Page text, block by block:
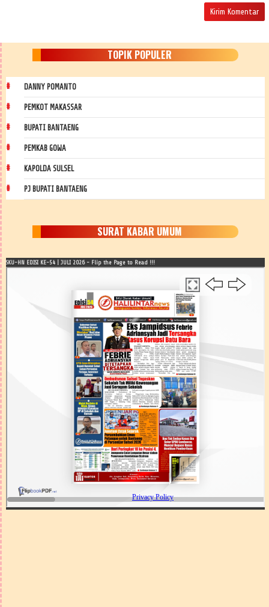
TOPIK POPULER
DANNY POMANTO
PEMKOT MAKASSAR
BUPATI BANTAENG
PEMKAB GOWA
KAPOLDA SULSEL
PJ BUPATI BANTAENG
SURAT KABAR UMUM
SKU-HN EDISI KE-54 | JULI 2026 - Flip the Page to Read !!!